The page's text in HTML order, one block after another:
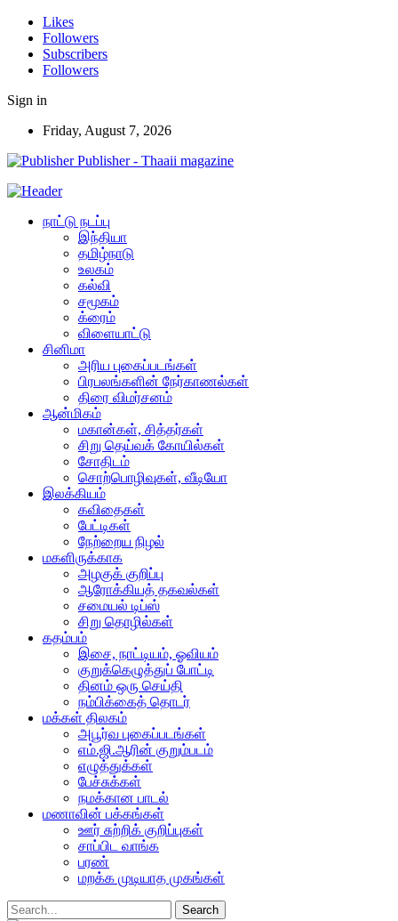
Likes
Followers
Subscribers
Followers
Sign in
Friday, August 7, 2026
Publisher - Thaaii magazine
நாட்டு நடப்பு
இந்தியா
தமிழ்நாடு
உலகம்
கல்வி
சமூகம்
க்ரைம்
விளையாட்டு
சினிமா
அரிய புகைப்படங்கள்
பிரபலங்களின் நேர்காணல்கள்
திரை விமர்சனம்
ஆன்மிகம்
மகான்கள், சித்தர்கள்
சிறு தெய்வக் கோயில்கள்
சோதிடம்
சொற்பொழிவுகள், வீடியோ
இலக்கியம்
கவிதைகள்
பேட்டிகள்
நேற்றைய நிழல்
மகளிருக்காக
அழகுக் குறிப்பு
ஆரோக்கியத் தகவல்கள்
சமையல் டிப்ஸ்
சிறு தொழில்கள்
கதம்பம்
இசை, நாட்டியம், ஓவியம்
குறுக்கெழுத்துப் போட்டி
தினம் ஒரு செய்தி
நம்பிக்கைத் தொடர்
மக்கள் திலகம்
அபூர்வ புகைப்படங்கள்
எம்.ஜி.ஆரின் குறும்படம்
எழுத்துக்கள்
பேச்சுக்கள்
நமக்கான பாடல்
மணாவின் பக்கங்கள்
ஊர் சுற்றிக் குறிப்புகள்
சாப்பிட வாங்க
பரண்
மறக்க முடியாத முகங்கள்